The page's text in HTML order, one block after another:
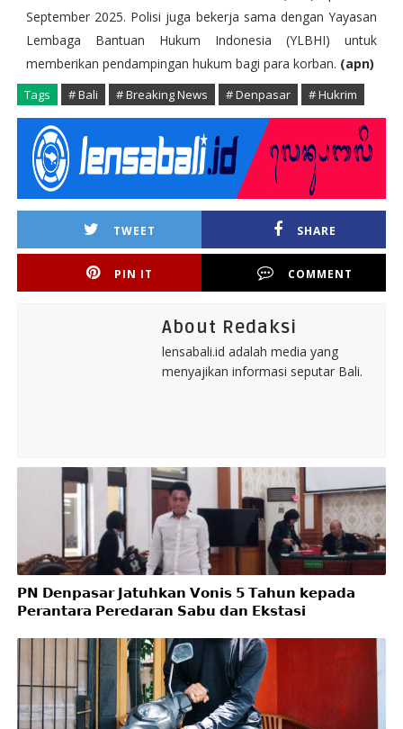
September 2025. Polisi juga bekerja sama dengan Yayasan
Lembaga Bantuan Hukum Indonesia (YLBHI) untuk
memberikan pendampingan hukum bagi para korban. (apn)
Tags # Bali # Breaking News # Denpasar # Hukrim
TWEET SHARE
PIN IT COMMENT
About Redaksi
lensabali.id adalah media yang
menyajikan informasi seputar Bali.
𝗣𝗡 𝗗𝗲𝗻𝗽𝗮𝘀𝗮𝗿 𝗝𝗮𝘁𝘂𝗵𝗸𝗮𝗻 𝗩𝗼𝗻𝗶𝘀 𝟱 𝗧𝗮𝗵𝘂𝗻 𝗸𝗲𝗽𝗮𝗱𝗮
𝗣𝗲𝗿𝗮𝗻𝘁𝗮𝗿𝗮 𝗣𝗲𝗿𝗲𝗱𝗮𝗿𝗮𝗻 𝗦𝗮𝗯𝘂 𝗱𝗮𝗻 𝗘𝗸𝘀𝘁𝗮𝘀𝗶